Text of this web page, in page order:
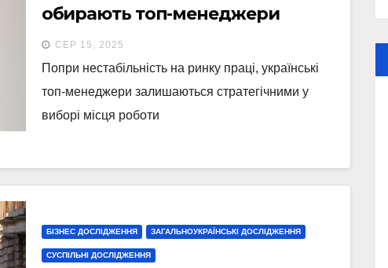
обирають топ-менеджери
(інфографіка)
СЕР 15, 2025
Попри нестабільність на ринку праці, українські
топ-менеджери залишаються стратегічними у
виборі місця роботи
БІЗНЕС ДОСЛІДЖЕННЯ ЗАГАЛЬНОУКРАЇНСЬКІ ДОСЛІДЖЕННЯ
СУСПІЛЬНІ ДОСЛІДЖЕННЯ